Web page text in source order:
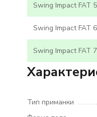
Swing Impact FAT
Swing Impact FAT
Swing Impact FAT
Тип приманки